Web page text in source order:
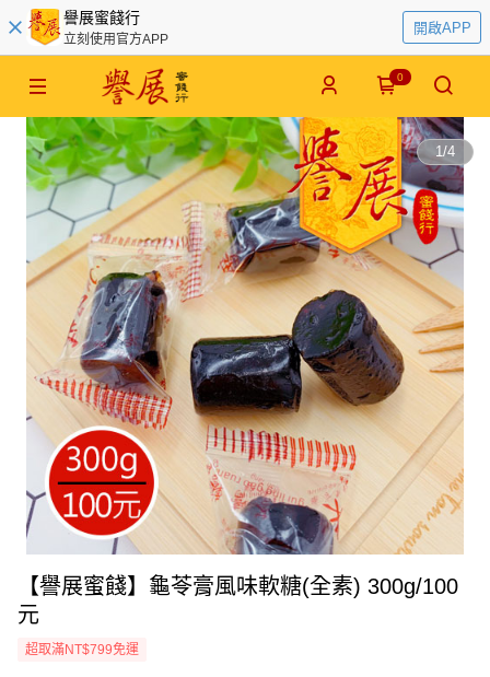
譽展蜜餞行
立刻使用官方APP
開啟APP
0
1/4
【譽展蜜餞】龜苓膏風味軟糖(全素) 300g/100
元
超取滿NT$799免運